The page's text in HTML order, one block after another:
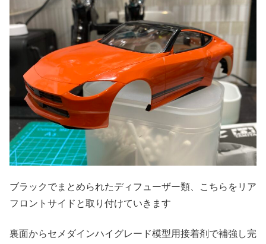
ブラックでまとめられたディフューザー類、こちらをリア
フロントサイドと取り付けていきます
裏面からセメダインハイグレード模型用接着剤で補強し完